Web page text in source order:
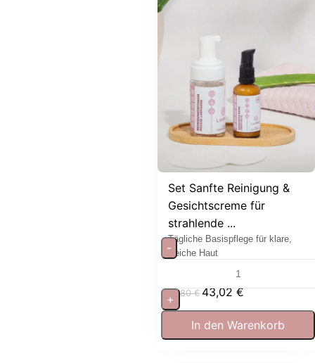
Set Sanfte Reinigung &
Gesichtscreme für
strahlende ...
Tägliche Basispflege für klare,
weiche Haut
47,80€ 43,02€
-
+
In den Warenkorb